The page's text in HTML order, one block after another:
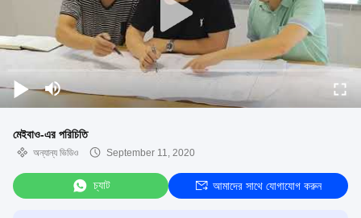
মেইবাও-এর পরিচিতি
অন্যান্য ভিডিও September 11, 2020
চ্যাট আমাদের সাথে যোগাযোগ করুন